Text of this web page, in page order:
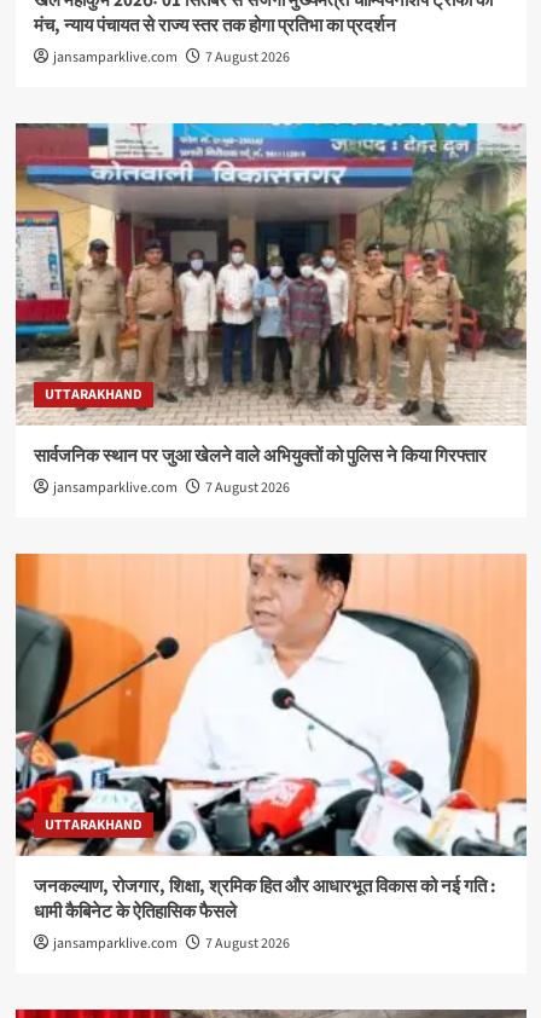
मंच, न्याय पंचायत से राज्य स्तर तक होगा प्रतिभा का प्रदर्शन
jansamparklive.com 7 August 2026
UTTARAKHAND
सार्वजनिक स्थान पर जुआ खेलने वाले अभियुक्तों को पुलिस ने किया गिरफ्तार
jansamparklive.com 7 August 2026
UTTARAKHAND
जनकल्याण, रोजगार, शिक्षा, श्रमिक हित और आधारभूत विकास को नई गति :
धामी कैबिनेट के ऐतिहासिक फैसले
jansamparklive.com 7 August 2026